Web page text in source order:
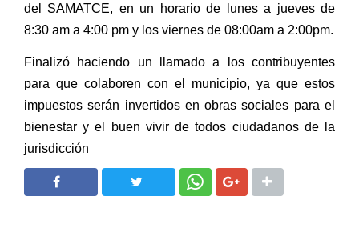
del SAMATCE, en un horario de lunes a jueves de
8:30 am a 4:00 pm y los viernes de 08:00am a 2:00pm.
Finalizó haciendo un llamado a los contribuyentes
para que colaboren con el municipio, ya que estos
impuestos serán invertidos en obras sociales para el
bienestar y el buen vivir de todos ciudadanos de la
jurisdicción